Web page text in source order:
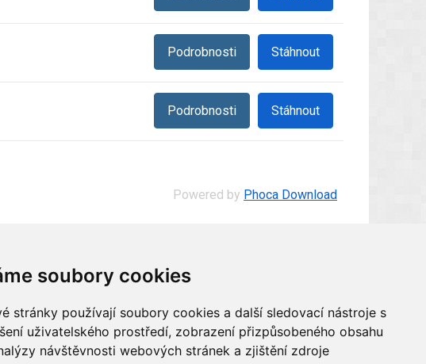
soubory cookies
stránky používají soubory cookies a další sledovací nástroje s
uživatelského prostředí, zobrazení přizpůsobeného obsahu
návštěvnosti webových stránek a zjištění zdroje
Stáhnout
Podrobnosti
Stáhnout
Podrobnosti
Powered by Phoca Download
Změna nastavení
JEP